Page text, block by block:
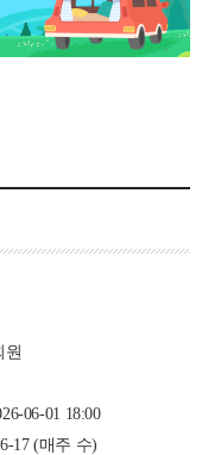
원
06-01 18:00
17 (매주 수)